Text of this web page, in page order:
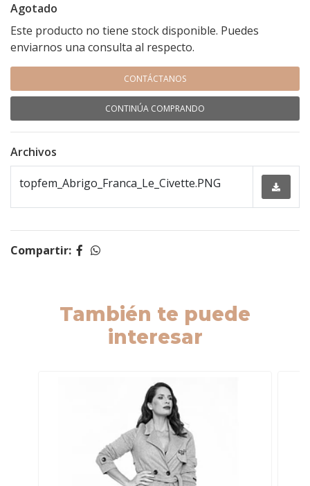
Agotado
Este producto no tiene stock disponible. Puedes
enviarnos una consulta al respecto.
CONTÁCTANOS
CONTINÚA COMPRANDO
Archivos
topfem_Abrigo_Franca_Le_Civette.PNG
Compartir:
También te puede
interesar